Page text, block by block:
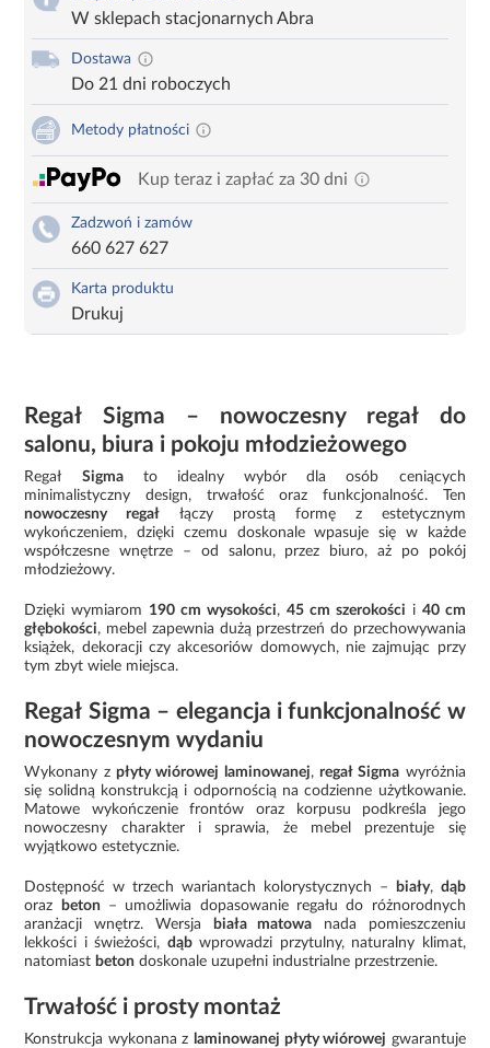
W sklepach stacjonarnych Abra
Dostawa
Do 21 dni roboczych
Metody płatności
Kup teraz i zapłać za 30 dni
Zadzwoń i zamów
660 627 627
Karta produktu
Drukuj
Regał Sigma – nowoczesny regał do
salonu, biura i pokoju młodzieżowego
Regał Sigmato idealny wybór dla osób ceniących
minimalistyczny design, trwałość oraz funkcjonalność. Ten
nowoczesny regał łączy prostą formę z estetycznym
wykończeniem, dzięki czemu doskonale wpasuje się w każde
współczesne wnętrze – od salonu, przez biuro, aż po pokój
młodzieżowy.
Dzięki wymiarom 190 cm wysokości, 45 cm szerokości i 40 cm
głębokości, mebel zapewnia dużą przestrzeń do przechowywania
książek, dekoracji czy akcesoriów domowych, nie zajmując przy
tym zbyt wiele miejsca.
Regał Sigma – elegancja i funkcjonalność w
nowoczesnym wydaniu
Wykonany zpłyty wiórowej laminowanej, regał Sigma wyróżnia
się solidną konstrukcją i odpornością na codzienne użytkowanie.
Matowe wykończenie frontów oraz korpusu podkreśla jego
nowoczesny charakter i sprawia, że mebel prezentuje się
wyjątkowo estetycznie.
Dostępność w trzech wariantach kolorystycznych – biały, dąb
oraz
beton – umożliwia dopasowanie regału do różnorodnych
aranżacji wnętrz. Wersja
biała matowa nada pomieszczeniu
lekkości i świeżości, dąbwprowadzi przytulny, naturalny klimat,
natomiast beton doskonale uzupełni industrialne przestrzenie.
Trwałość i prosty montaż
Konstrukcja wykonana z laminowanej płyty wiórowej gwarantuje